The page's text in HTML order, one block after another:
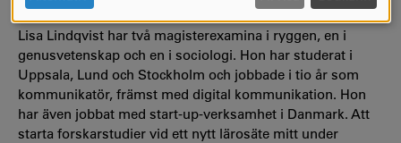
Lisa Lindqvist har två magisterexamina i ryggen, en i
genusvetenskap och en i sociologi. Hon har studerat i
Uppsala, Lund och Stockholm och jobbade i tio år som
kommunikatör, främst med digital kommunikation. Hon
har även jobbat med start-up-verksamhet i Danmark. Att
starta forskarstudier vid ett nytt lärosäte mitt under
COOKIES